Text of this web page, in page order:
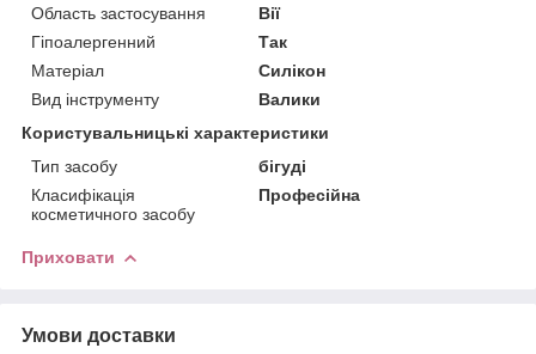
Область застосування
Вії
Гіпоалергенний
Так
Матеріал
Силікон
Вид інструменту
Валики
Користувальницькі характеристики
Тип засобу
бігуді
Класифікація
косметичного засобу
Професійна
Приховати
Умови доставки